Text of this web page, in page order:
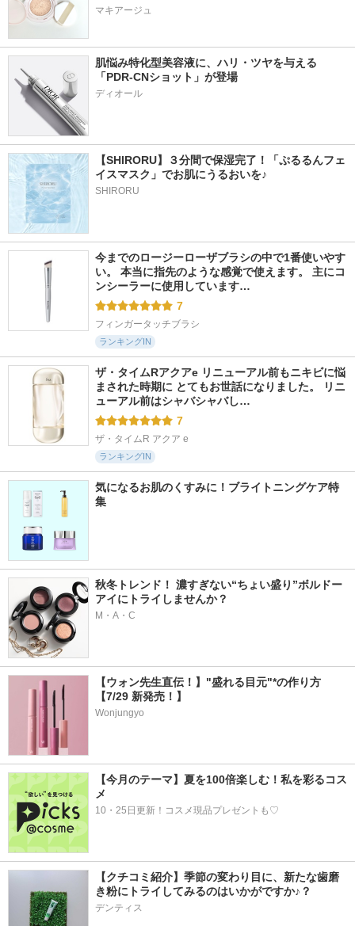
マキアージュ
肌悩み特化型美容液に、ハリ・ツヤを与える
「PDR-CNショット」が登場
【SHIRORU】３分間で保湿完了！「ぷるるんフェ
イスマスク」でお肌にうるおいを♪
SHIRORU
今までのロージーローザブラシの中で1番使いやす
い。 本当に指先のような感覚で使えます。 主にコ
ンシーラーに使用しています…
7
フィンガータッチブラシ
ランキングIN
ザ・タイムRアクアe リニューアル前もニキビに悩
まされた時期に とてもお世話になりました。 リニ
ューアル前はシャバシャバし…
7
ザ・タイムR アクア e
ランキングIN
気になるお肌のくすみに！ブライトニングケア特
集
秋冬トレンド！ 濃すぎない“ちょい盛り”ボルドー
アイにトライしませんか？
M・A・C
【ウォン先生直伝！】"盛れる目元"*の作り方
【7/29 新発売！】
Wonjungyo
【今月のテーマ】夏を100倍楽しむ！私を彩るコス
メ
10・25日更新！コスメ現品プレゼントも♡
【クチコミ紹介】季節の変わり目に、新たな歯磨
き粉にトライしてみるのはいかがですか♪？
デンティス